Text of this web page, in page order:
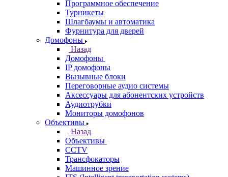
Программное обеспечение
Турникеты
Шлагбаумы и автоматика
Фурнитура для дверей
Домофоны
Назад
Домофоны
IP домофоны
Вызывные блоки
Переговорные аудио системы
Аксессуары для абонентских устройств
Аудиотрубки
Мониторы домофонов
Объективы
Назад
Объективы
CCTV
Трансфокаторы
Машинное зрение